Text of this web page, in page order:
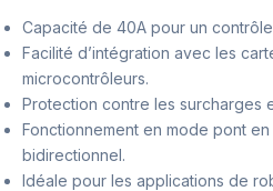
Capacité de 40A pour un
Facilité d’intégration avec les
microcontrôleurs.
Protection contre les surcharges
Fonctionnement en mode pont
bidirectionnel.
Idéale pour les applications de